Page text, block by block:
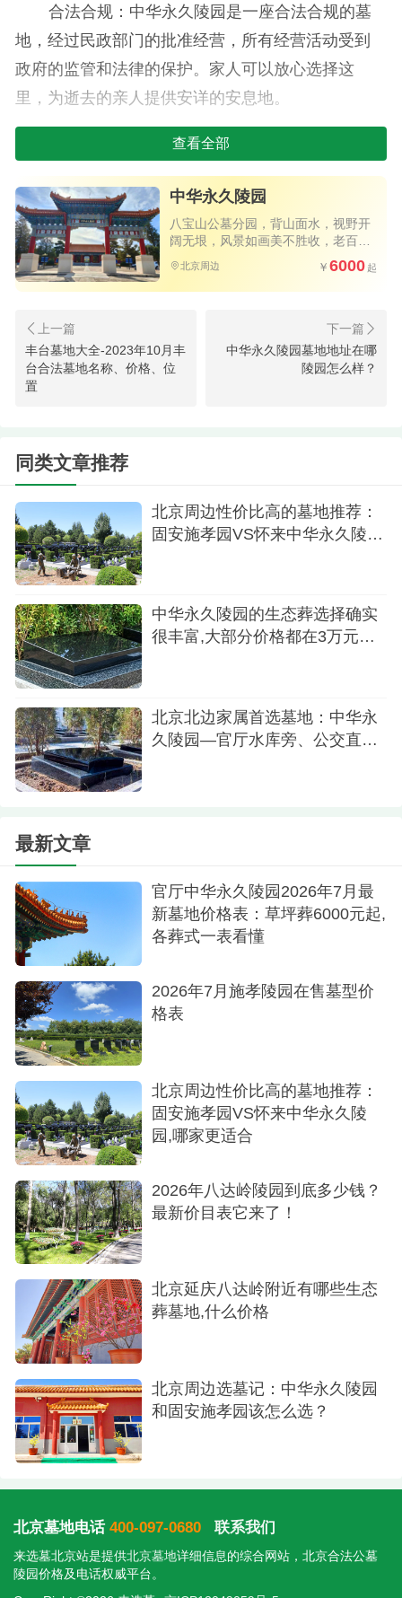
合法合规：中华永久陵园是一座合法合规的墓
地，经过民政部门的批准经营，所有经营活动受到
政府的监管和法律的保护。家人可以放心选择这
里，为逝去的亲人提供安详的安息地。
皇家建筑风格：陵园以皇家建筑风格为载体，
吸取了现代园林艺术的精华。墓区的建筑和景观设
计充满了庄严与宏伟，为逝者提供了一个尊严安息
的场所。
多样化碑型：中华永久陵园拥有几十款不同风
格的碑型，均采用纯天然石料加工而成。这些碑型
质地坚硬，色泽鲜明，风格各异，满足了家人对于
墓碑的不同需求，展现了陵园的多样化和个性化。
选择中华永久陵园的理由
了一种庄严、肃穆的氛围。在这里，逝者得以尊严
安息，生者也能够在庄严的环境中悼念逝去的亲
人。
艺术精华：中华永久陵园融合了现代园林艺术
的精华，墓区内的景观设计独具特色，为家人提供
了一个艺术与自然相融合的空间。
多样化选择：陵园拥有多种不同风格的碑型，
满足了家人对于墓碑的各种需求。家人可以根据个
人喜好和家庭传统选择合适的碑型，为逝去的亲人
选择一个永恒的安息之地。
中华永久陵园，是一片永恒安息的圣地，不仅
这里，生者和逝者共同构筑了一座永恒的桥梁，让
爱永不消失，让记忆永存心间。
查看全部
中华永久陵园
八宝山公墓分园，背山面水，视野开
阔无垠，风景如画美不胜收，老百姓
买得起的优质公墓，公交直达园区大
门，祭扫方便
北京周边 6000
丰台墓地大全-2023年10月丰
台合法墓地名称、价格、位
置
中华永久陵园墓地地址在哪
陵园怎么样？
同类文章推荐
北京周边性价比高的墓地推荐：
固安施孝园VS怀来中华永久陵
中华永久陵园的生态葬选择确实
很丰富,大部分价格都在3万元预
北京北边家属首选墓地：中华永
久陵园—官厅水库旁、公交直
最新文章
官厅中华永久陵园2026年7月最
新墓地价格表：草坪葬6000元起,
各葬式一表看懂
2026年7月施孝陵园在售墓型价
格表
北京周边性价比高的墓地推荐：
固安施孝园VS怀来中华永久陵
园,哪家更适合
2026年八达岭陵园到底多少钱？
最新价目表它来了！
北京延庆八达岭附近有哪些生态
葬墓地,什么价格
北京周边选墓记：中华永久陵园
和固安施孝园该怎么选？
北京墓地电话 400-097-0680 联系我们
来选墓北京站是提供北京墓地详细信息的综合网站，北京合法公墓
陵园价格及电话权威平台。